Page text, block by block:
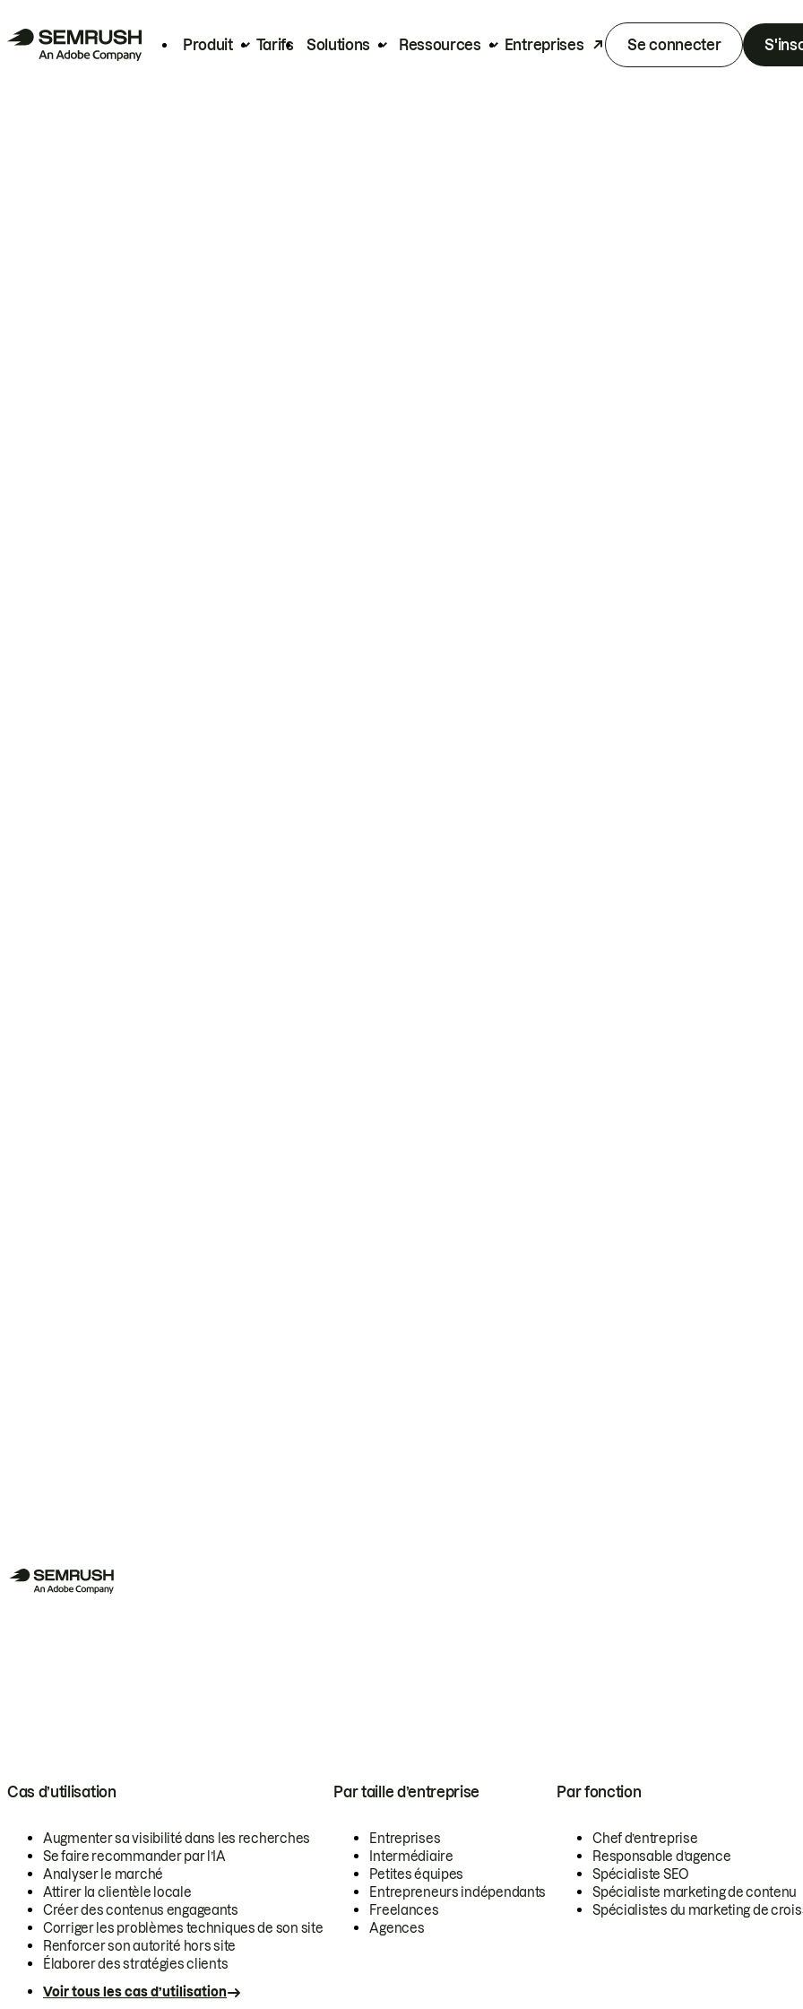
Produit Tarifs Solutions Ressources Entreprises Se connecter
Cas d’utilisation
Augmenter sa visibilité dans les recherches
Se faire recommander par l’IA
Analyser le marché
Attirer la clientèle locale
Créer des contenus engageants
Corriger les problèmes techniques de son site
Renforcer son autorité hors site
Élaborer des stratégies clients
Voir tous les cas d’utilisation
Par taille d’entreprise
Entreprises
Intermédiaire
Petites équipes
Entrepreneurs indépendants
Freelances
Agences
Par fonction
Chef d’entreprise
Responsable d’agence
Spécialiste SEO
Spécialiste marketing de contenu
Spécialistes du marketing de